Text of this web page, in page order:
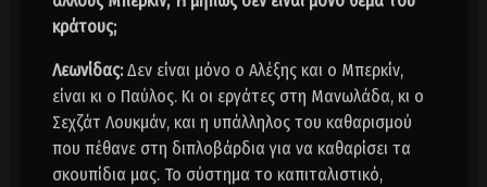
κράτους;
Λεωνίδας:Δεν είναι μόνο ο Αλέξης και ο Μπερκίν,
είναι κι ο Παύλος. Κι οι εργάτες στη Μανωλάδα, κι ο
Σεχζάτ Λουκμάν, και η υπάλληλος του καθαρισμού
που πέθανε στη διπλοβάρδια για να καθαρίσει τα
σκουπίδια μας. Το σύστημα το καπιταλιστικό,